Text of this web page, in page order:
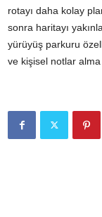
rotayı daha kolay
sonra haritayı
yürüyüş parkuru
ve kişisel notlar